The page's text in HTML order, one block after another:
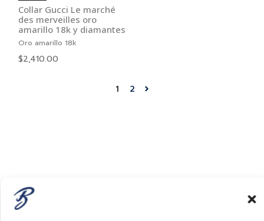
Collar Gucci Le marché
des merveilles oro
amarillo 18k y diamantes
Oro amarillo 18k
$2,410.00
1 2